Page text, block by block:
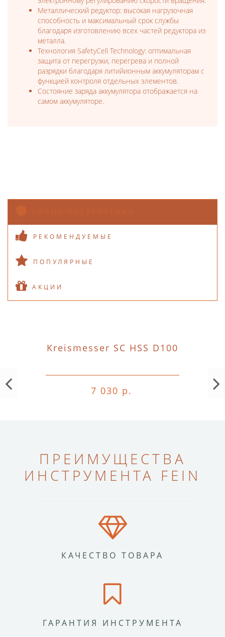
Металлический редуктор: высокая нагрузочная
способность и максимальный срок службы
благодаря изготовлению всех частей редуктора из
металла.
Технология SafetyCell Technology: оптимальная
защита от перегрузки, перегрева и полной
разрядки благодаря литийионным аккумуляторам с
функцией контроля отдельных элементов.
Состояние заряда аккумулятора отображается на
самом аккумуляторе.
РЕКОМЕНДУЕМЫЕ
ПОПУЛЯРНЫЕ
АКЦИИ
Kreismesser SC HSS D100
7 030 р.
ПРЕИМУЩЕСТВА
ИНСТРУМЕНТА FEIN
КАЧЕСТВО ТОВАРА
ГАРАНТИЯ ИНСТРУМЕНТА